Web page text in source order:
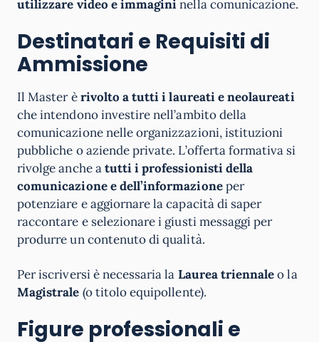
utilizzare video e immagininella comunicazione.
Destinatari e Requisiti di
Ammissione
Il Master èrivolto a tutti i laureati e neolaureati
che intendono investire nell’ambito della
comunicazione nelle organizzazioni, istituzioni
pubbliche o aziende private. L’offerta formativa si
rivolge anche atutti i professionisti della
comunicazione e dell’informazioneper
potenziare e aggiornare la capacità di saper
raccontare e selezionare i giusti messaggi per
produrre un contenuto di qualità.
Per iscriversi è necessaria la Laurea triennaleo la
Magistrale (o titolo equipollente).
Figure professionali e